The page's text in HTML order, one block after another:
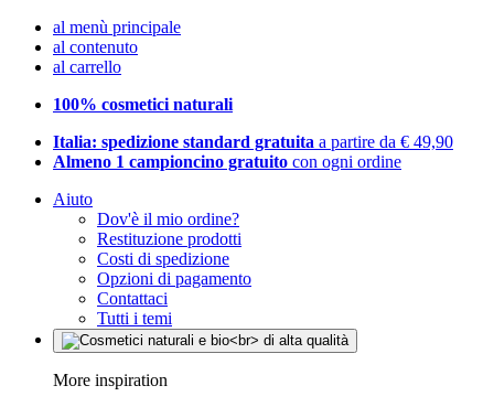
al menù principale
al contenuto
al carrello
100% cosmetici naturali
Italia: spedizione standard gratuita a partire da € 49,90
Almeno 1 campioncino gratuito con ogni ordine
Aiuto
Dov'è il mio ordine?
Restituzione prodotti
Costi di spedizione
Opzioni di pagamento
Contattaci
Tutti i temi
More inspiration